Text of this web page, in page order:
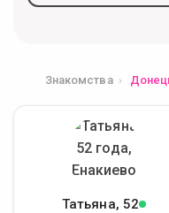
Знакомства
Татьяна, 52